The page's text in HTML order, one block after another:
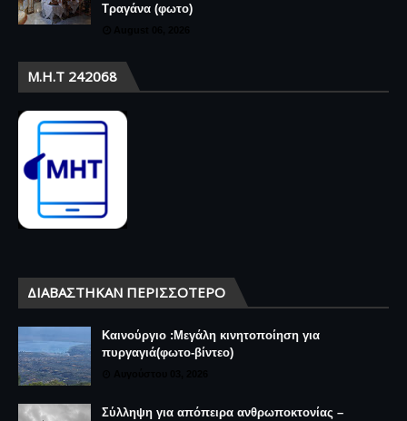
Τραγάνα (φωτο)
Μ.Η.Τ 242068
ΔΙΑΒΆΣΤΗΚΑΝ ΠΕΡΙΣΣΌΤΕΡΟ
Καινούργιο :Μεγάλη κινητοποίηση για
πυργαγιά(φωτο-βίντεο)
Σύλληψη για απόπειρα ανθρωποκτονίας –